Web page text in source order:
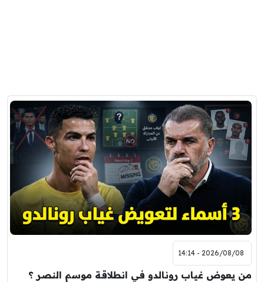
2026/08/08 - 14:14
من يعوض غياب رونالدو في انطلاقة موسم النصر ؟